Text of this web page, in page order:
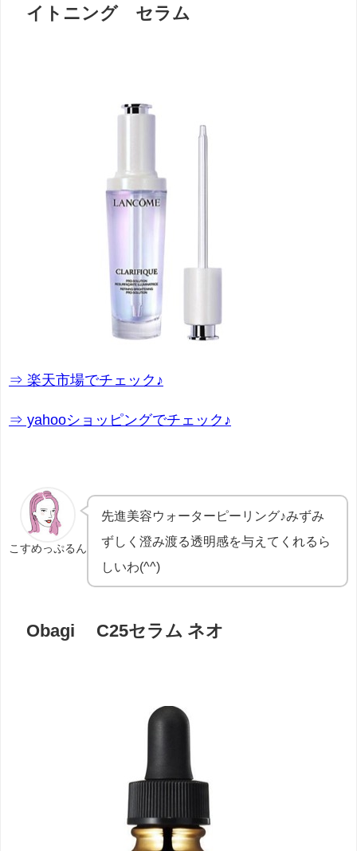
イトニング セラム
⇒ 楽天市場でチェック♪
⇒ yahooショッピングでチェック♪
こすめっぷるん
先進美容ウォーターピーリング♪みずみ
ずしく澄み渡る透明感を与えてくれるら
しいわ(^^)
Obagi C25セラム ネオ